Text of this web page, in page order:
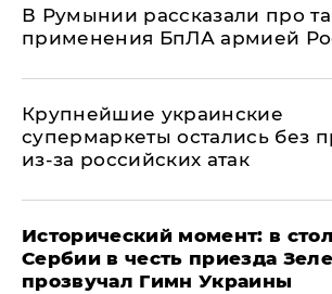
В Румынии рассказали про
применения БпЛА армией
Крупнейшие украинские
супермаркеты остались без
из-за российских атак
Исторический момент: в
Сербии в честь приезда
прозвучал Гимн Украины